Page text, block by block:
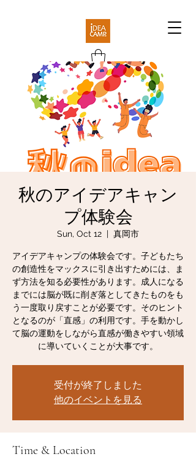
秋のアイデアキャン
プ体験会
Sun, Oct 12
  |
真岡市
アイデアキャンプの体験会です。子どもたち
の創造性をマックスに引き出すためには、ま
ず方法を知る必要性があります。成人になる
までには脳が既に削ぎ落としてきたものをも
う一度取り戻すことが必要です。そのヒント
となるのが「直感」の利用です。手を動かし
て脳の運動をしながら直感が働きやすい領域
に導いていくことが大事です。
受付が終了しました
他のイベントを見る
Time & Location